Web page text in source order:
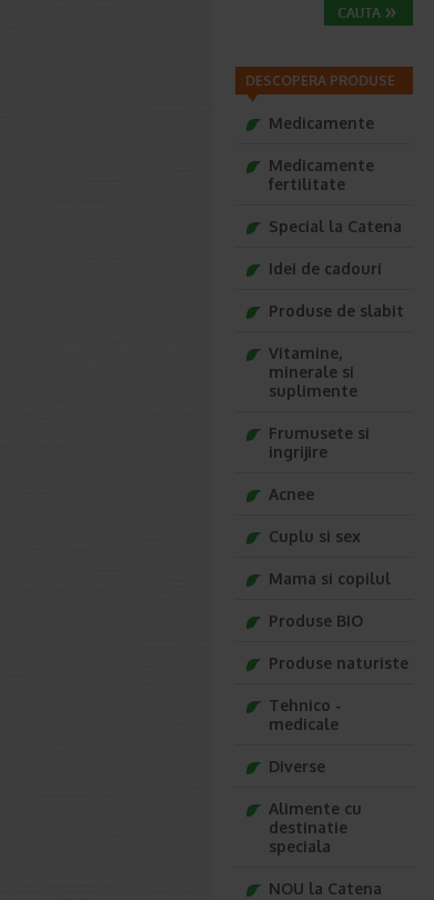
DESCOPERA PRODUSE
Medicamente
Medicamente
fertilitate
Special la Catena
Idei de cadouri
Produse de slabit
Vitamine,
minerale si
suplimente
Frumusete si
ingrijire
Acnee
Cuplu si sex
Mama si copilul
Produse BIO
Produse naturiste
Tehnico -
medicale
Diverse
Alimente cu
destinatie
speciala
NOU la Catena